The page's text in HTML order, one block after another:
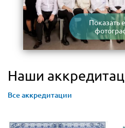
Показать
Наши
Все аккредитации